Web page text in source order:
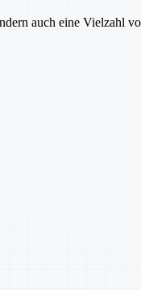
auch eine Vielzahl